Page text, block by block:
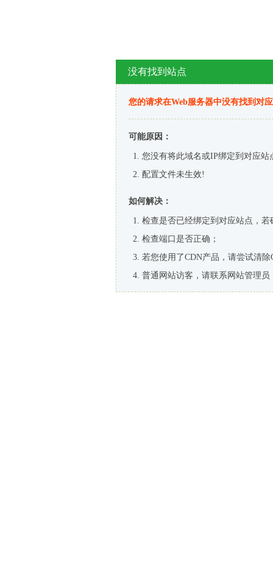
没有找到站点
您的请求在Web服务器中没有找到对
可能原因：
您没有将此域名或IP绑定到对应站
配置文件未生效!
如何解决：
检查是否已经绑定到对应站点，
检查端口是否正确；
若您使用了CDN产品，请尝试清除
普通网站访客，请联系网站管理员